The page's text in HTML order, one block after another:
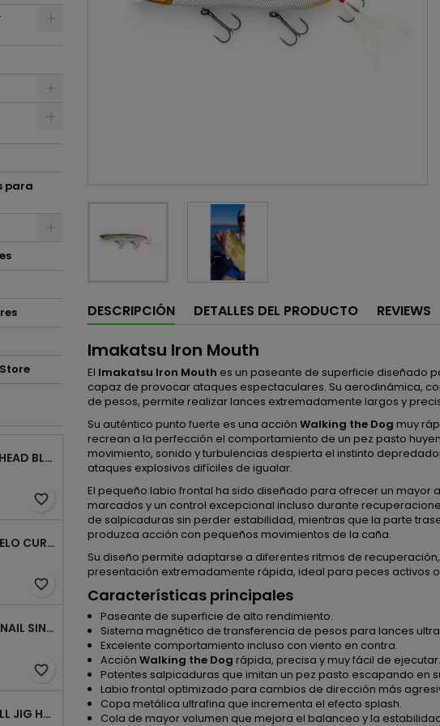
para
AGR SHAKY HEAD BLACK 4PK
favorite_border
ASARI ANZUELO CURVO CAROLINA WORM
favorite_border
AGR INSERT NAIL SINKER
favorite_border
MUSTAD BALL JIG HEAD KEEPER
DESCRIPCIÓN DETALLES DEL PRODUCTO REVIEWS
Imakatsu Iron Mouth
El Imakatsu Iron Mouth es un paseante de superficie diseñado
capaz de provocar ataques espectaculares. Su aerodinámica,
de pesos, permite realizar lances extremadamente largos y
Su auténtico punto fuerte es una acción Walking the Dog muy
recrean a la perfección el comportamiento de un pez pasto
movimiento, sonido y turbulencias despierta el instinto
ataques explosivos difíciles de igualar.
El pequeño labio frontal ha sido diseñado para ofrecer un
marcados y un control excepcional incluso durante
de salpicaduras sin perder estabilidad, mientras que la parte
produzca acción con pequeños movimientos de la caña.
Su diseño permite adaptarse a diferentes ritmos de
presentación extremadamente rápida, ideal para peces activos
Características principales
Paseante de superficie de alto rendimiento.
Sistema magnético de transferencia de pesos para lances
Excelente comportamiento incluso con viento en contra.
Acción Walking the Dog rápida, precisa y muy fácil de ejecutar.
Potentes salpicaduras que imitan un pez pasto escapando en
Labio frontal optimizado para cambios de dirección más
Copa metálica ultrafina que incrementa el efecto splash.
Cola de mayor volumen que mejora el balanceo y la